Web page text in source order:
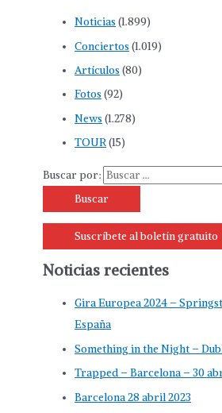
Noticias (1.899)
Conciertos (1.019)
Artículos (80)
Fotos (92)
News (1.278)
TOUR(15)
Buscar por:
Suscríbete al boletín gratuito
Noticias recientes
Gira Europea 2024 –
España
Something in the Night –
Trapped – Barcelona – 30
Barcelona 28 abril 2023